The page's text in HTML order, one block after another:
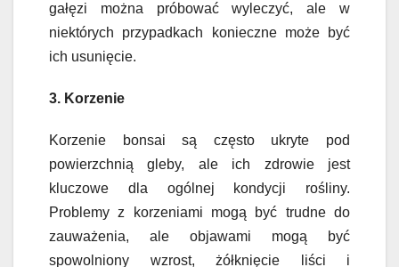
gałęzi można próbować wyleczyć, ale w
niektórych przypadkach konieczne może być
ich usunięcie.
3. Korzenie
Korzenie bonsai są często ukryte pod
powierzchnią gleby, ale ich zdrowie jest
kluczowe dla ogólnej kondycji rośliny.
Problemy z korzeniami mogą być trudne do
zauważenia, ale objawami mogą być
spowolniony wzrost, żółknięcie liści i